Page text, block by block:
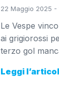
22 Maggio 2025 -
Le Vespe
ai grigiorossi
terzo gol
Leggi